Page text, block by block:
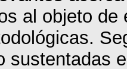
al objeto
sustentadas